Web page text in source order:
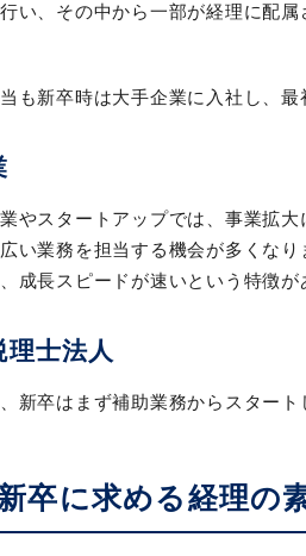
い、その中から一部が経理に配
も新卒時は大手企業に入社し、
やスタートアップでは、事業拡
い業務を担当する機会が多くな
成長スピードが速いという特徴が
理士法人
新卒はまず補助業務からスター
卒に求める経理の